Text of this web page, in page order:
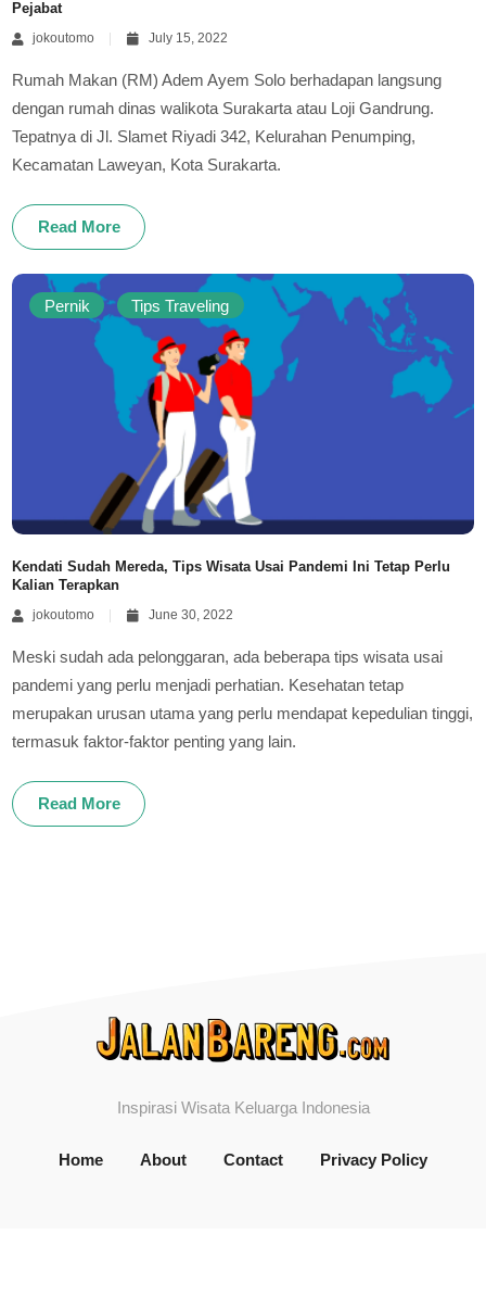
Pejabat
jokoutomo
July 15, 2022
Rumah Makan (RM) Adem Ayem Solo berhadapan langsung
dengan rumah dinas walikota Surakarta atau Loji Gandrung.
Tepatnya di Jl. Slamet Riyadi 342, Kelurahan Penumping,
Kecamatan Laweyan, Kota Surakarta.
Read More
Pernik Tips Traveling
Kendati Sudah Mereda, Tips Wisata Usai Pandemi Ini Tetap Perlu
Kalian Terapkan
jokoutomo
June 30, 2022
Meski sudah ada pelonggaran, ada beberapa tips wisata usai
pandemi yang perlu menjadi perhatian. Kesehatan tetap
merupakan urusan utama yang perlu mendapat kepedulian tinggi,
termasuk faktor-faktor penting yang lain.
Read More
Inspirasi Wisata Keluarga Indonesia
Home About Contact Privacy Policy